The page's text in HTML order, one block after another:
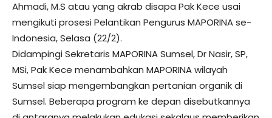
Ahmadi, M.S atau yang akrab disapa Pak Kece usai
mengikuti prosesi Pelantikan Pengurus MAPORINA se-
Indonesia, Selasa (22/2).
Didampingi Sekretaris MAPORINA Sumsel, Dr Nasir, SP,
MSi, Pak Kece menambahkan MAPORINA wilayah
Sumsel siap mengembangkan pertanian organik di
Sumsel. Beberapa program ke depan disebutkannya